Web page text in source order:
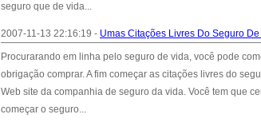
seguro que de vida...
2007-11-13 22:16:19 - Umas Citações Livres Do Seguro
Procurarando em linha pelo seguro de vida, você pode
obrigação comprar. A fim começar as citações livres do
Web site da companhia de seguro da vida. Você tem que
começar o seguro...